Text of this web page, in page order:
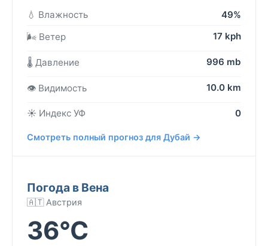
💧 Влажность
49%
🌬️ Ветер
17 kph
🌡️ Давление 996 mb
👁️ Видимость 10.0 km
☀️ Индекс УФ 0
Смотреть полный прогноз для Дубай →
Погода в Вена
🇦🇹 Австрия
36°C